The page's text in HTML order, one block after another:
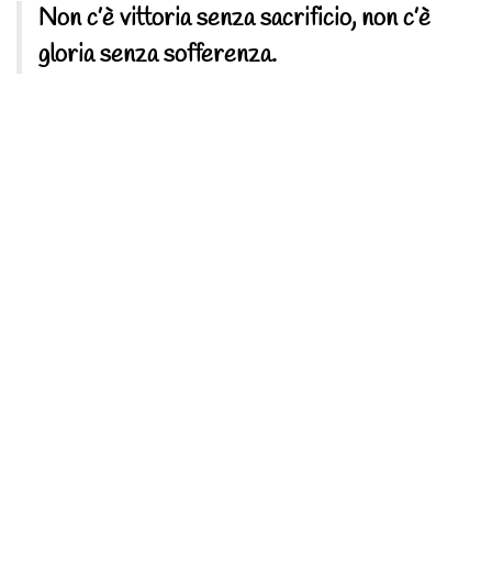
Non c’è vittoria senza sacrificio, non c’è
gloria senza sofferenza.